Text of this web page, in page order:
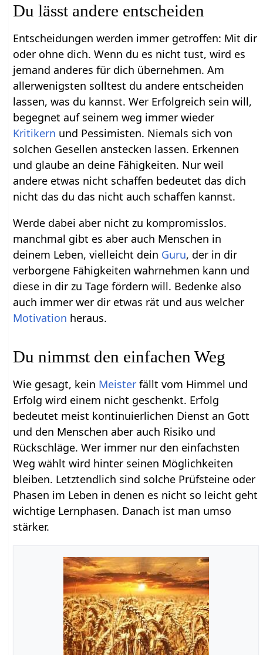
Du lässt andere entscheiden
Entscheidungen werden immer getroffen: Mit dir
oder ohne dich. Wenn du es nicht tust, wird es
jemand anderes für dich übernehmen. Am
allerwenigsten solltest du andere entscheiden
lassen, was du kannst. Wer Erfolgreich sein will,
begegnet auf seinem weg immer wieder
Kritikern und Pessimisten. Niemals sich von
solchen Gesellen anstecken lassen. Erkennen
und glaube an deine Fähigkeiten. Nur weil
andere etwas nicht schaffen bedeutet das dich
nicht das du das nicht auch schaffen kannst.
Werde dabei aber nicht zu kompromisslos.
manchmal gibt es aber auch Menschen in
deinem Leben, vielleicht dein Guru, der in dir
verborgene Fähigkeiten wahrnehmen kann und
diese in dir zu Tage fördern will. Bedenke also
auch immer wer dir etwas rät und aus welcher
Motivation heraus.
Du nimmst den einfachen Weg
Wie gesagt, kein Meister fällt vom Himmel und
Erfolg wird einem nicht geschenkt. Erfolg
bedeutet meist kontinuierlichen Dienst an Gott
und den Menschen aber auch Risiko und
Rückschläge. Wer immer nur den einfachsten
Weg wählt wird hinter seinen Möglichkeiten
bleiben. Letztendlich sind solche Prüfsteine oder
Phasen im Leben in denen es nicht so leicht geht
wichtige Lernphasen. Danach ist man umso
stärker.